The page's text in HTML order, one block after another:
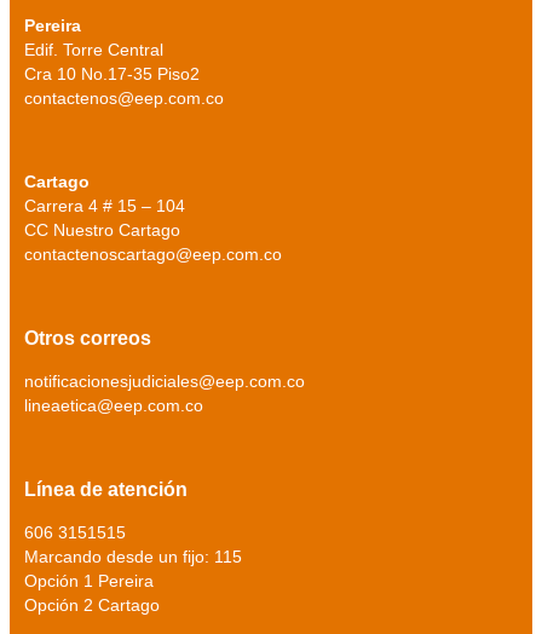
Pereira
Edif. Torre Central
Cra 10 No.17-35 Piso2
contactenos@eep.com.co
Cartago
Carrera 4 # 15 – 104
CC Nuestro Cartago
contactenoscartago@eep.com.co
Otros correos
notificacionesjudiciales@eep.com.co
lineaetica@eep.com.co
Línea de atención
606 3151515
Marcando desde un fijo: 115
Opción 1 Pereira
Opción 2 Cartago